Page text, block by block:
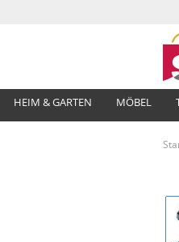
HEIM & GARTEN MÖBEL